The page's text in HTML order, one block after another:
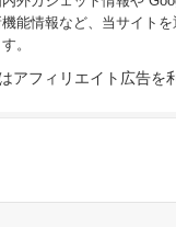
能情報など、当サイト
。
アフィリエイト広告を